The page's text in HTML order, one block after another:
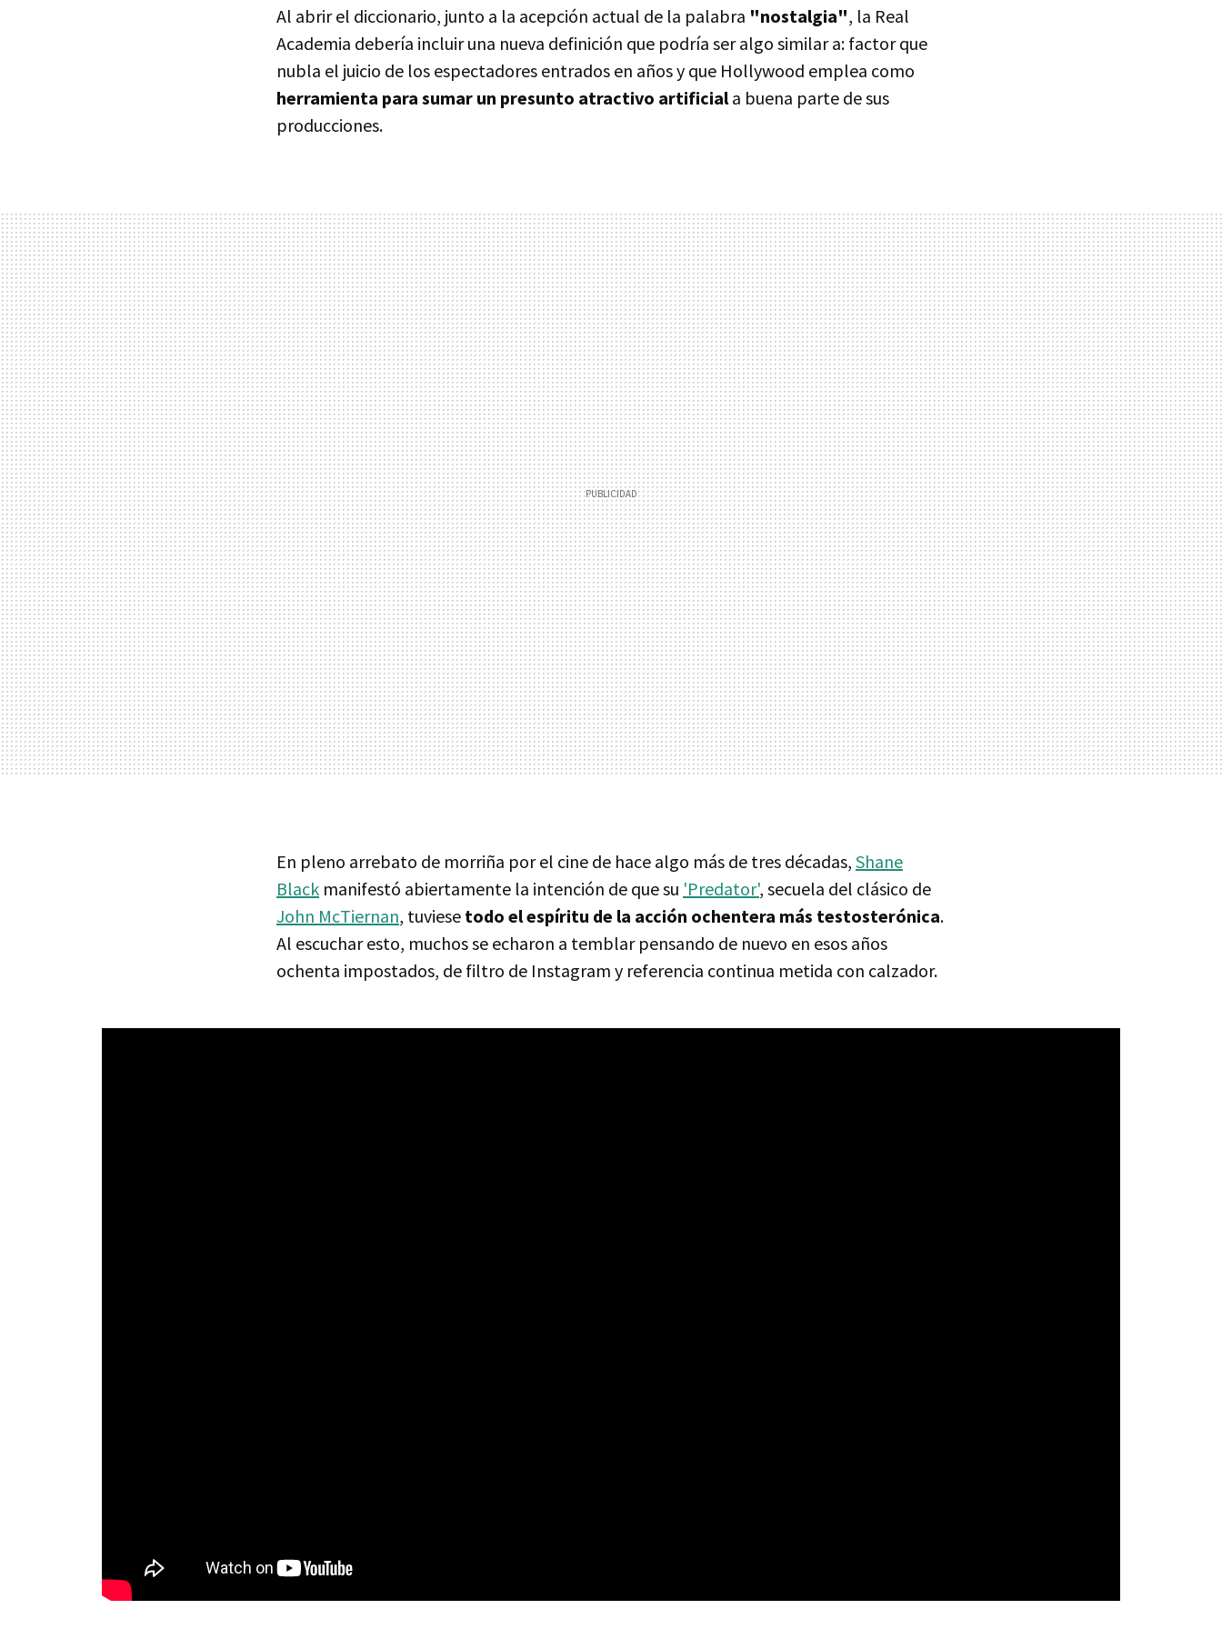
Al abrir el diccionario, junto a la acepción actual de la palabra "nostalgia", la Real
Academia debería incluir una nueva definición que podría ser algo similar a: factor que
nubla el juicio de los espectadores entrados en años y que Hollywood emplea como
herramienta para sumar un presunto atractivo artificial a buena parte de sus
producciones.
En pleno arrebato de morriña por el cine de hace algo más de tres décadas, Shane
Black manifestó abiertamente la intención de que su 'Predator', secuela del clásico de
John McTiernan, tuviese todo el espíritu de la acción ochentera más testosterónica.
Al escuchar esto, muchos se echaron a temblar pensando de nuevo en esos años
ochenta impostados, de filtro de Instagram y referencia continua metida con calzador.